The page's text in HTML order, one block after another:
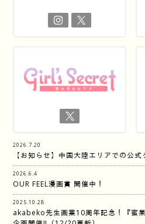
2026.7.20
【お知らせ】中国大陸エリアでの公
2026.6.4
OUR FEEL漫画賞 開催中！
2025.10.28
akabeko先生画業10周年記念！『蜜